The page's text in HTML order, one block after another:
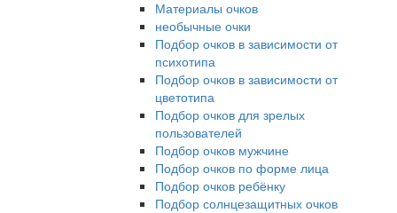
Материалы очков
необычные очки
Подбор очков в зависимости от
психотипа
Подбор очков в зависимости от
цветотипа
Подбор очков для зрелых
пользователей
Подбор очков мужчине
Подбор очков по форме лица
Подбор очков ребёнку
Подбор солнцезащитных очков